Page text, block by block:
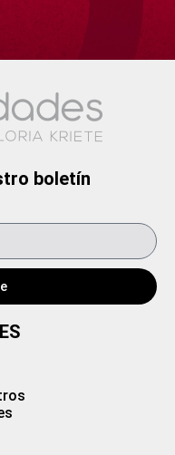
boletín